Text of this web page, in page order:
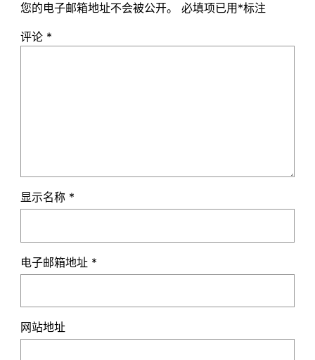
您的电子邮箱地址不会被公开。 必填项已用 *标注
评论 *
显示名称 *
电子邮箱地址 *
网站地址